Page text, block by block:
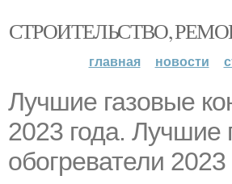
СТРОИТЕЛЬСТВО,
главная новости
Лучшие газовые
2023 года. Лучшие
обогреватели 2023